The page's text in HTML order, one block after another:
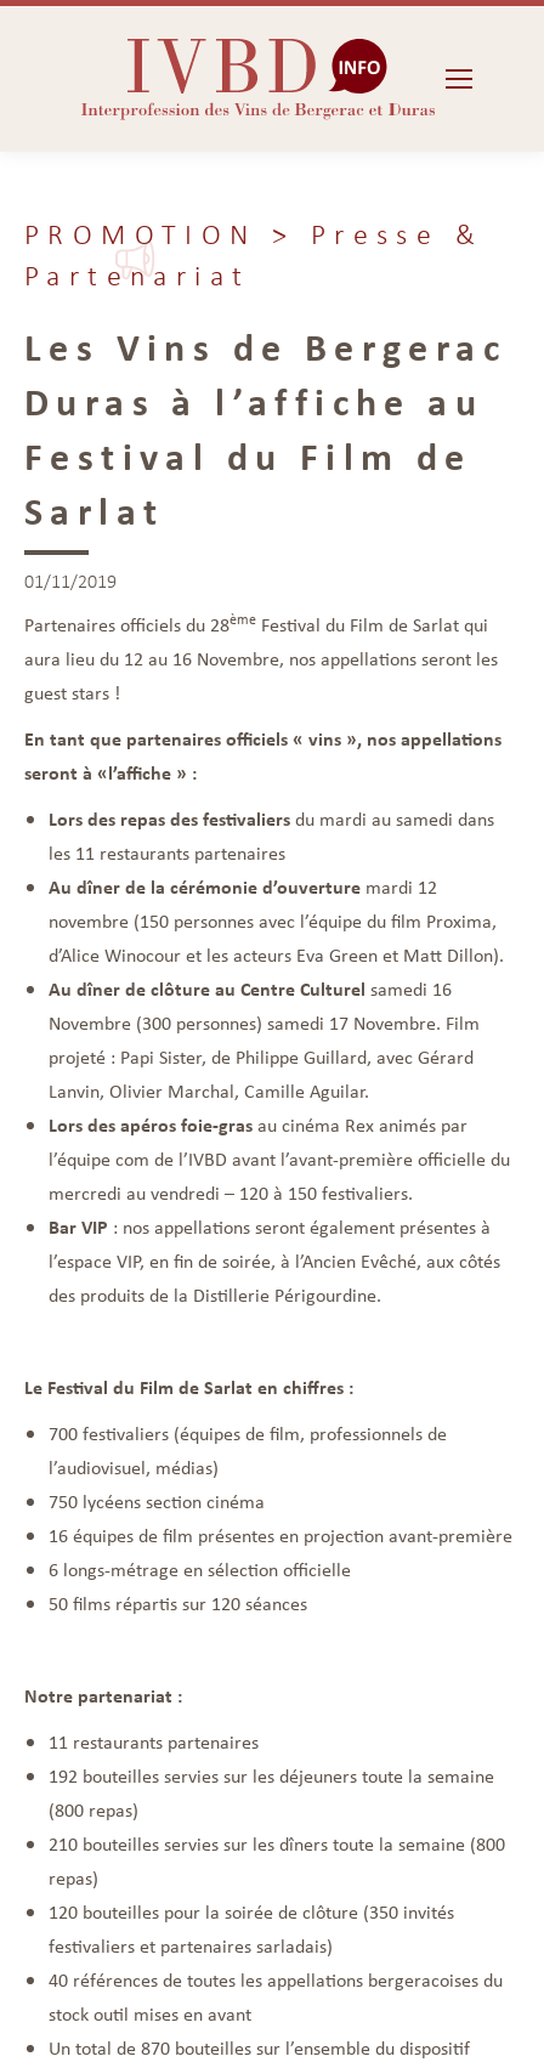
PROMOTION
> Presse &
Partenariat
Les Vins de Bergerac
Duras à l’affiche au
Festival du Film de
Sarlat
01/11/2019
Partenaires officiels du 28ème Festival du Film de Sarlat qui
aura lieu du 12 au 16 Novembre, nos appellations seront les
guest stars !
En tant que partenaires officiels « vins », nos appellations
seront à «l’affiche » :
Lors des repas des festivaliersdu mardi au samedi dans
les 11 restaurants partenaires
Au dîner de la cérémonie d’ouverture mardi 12
novembre (150 personnes avec l’équipe du film Proxima,
d’Alice Winocour et les acteurs Eva Green et Matt Dillon).
Au dîner de clôture au Centre Culturel samedi 16
Novembre (300 personnes) samedi 17 Novembre. Film
projeté : Papi Sister, de Philippe Guillard, avec Gérard
Lanvin, Olivier Marchal, Camille Aguilar.
Lors des apéros foie-grasau cinéma Rex animés par
l’équipe com de l’IVBD avant l’avant-première officielle du
mercredi au vendredi – 120 à 150 festivaliers.
Bar VIP : nos appellations seront également présentes à
l’espace VIP, en fin de soirée, à l’Ancien Evêché, aux côtés
des produits de la Distillerie Périgourdine.
Le Festival du Film de Sarlat en chiffres :
700 festivaliers (équipes de film, professionnels de
l’audiovisuel, médias)
750 lycéens section cinéma
16 équipes de film présentes en projection avant-première
6 longs-métrage en sélection officielle
50 films répartis sur 120 séances
Notre partenariat :
11 restaurants partenaires
192 bouteilles servies sur les déjeuners toute la semaine
(800 repas)
210 bouteilles servies sur les dîners toute la semaine (800
repas)
120 bouteilles pour la soirée de clôture (350 invités
festivaliers et partenaires sarladais)
40 références de toutes les appellations bergeracoises du
stock outil mises en avant
Un total de 870 bouteilles sur l’ensemble du dispositif